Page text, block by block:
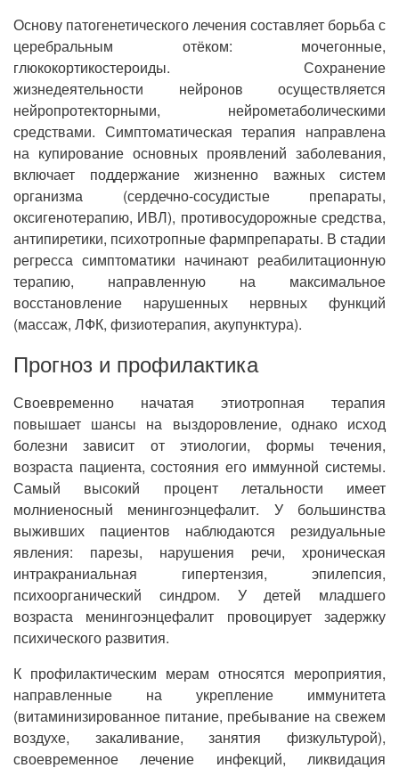
Основу патогенетического лечения составляет борьба с
церебральным отёком: мочегонные,
глюкокортикостероиды. Сохранение
жизнедеятельности нейронов осуществляется
нейропротекторными, нейрометаболическими
средствами. Симптоматическая терапия направлена
на купирование основных проявлений заболевания,
включает поддержание жизненно важных систем
организма (сердечно-сосудистые препараты,
оксигенотерапию, ИВЛ), противосудорожные средства,
антипиретики, психотропные фармпрепараты. В стадии
регресса симптоматики начинают реабилитационную
терапию, направленную на максимальное
восстановление нарушенных нервных функций
(массаж, ЛФК, физиотерапия, акупунктура).
Прогноз и профилактика
Своевременно начатая этиотропная терапия
повышает шансы на выздоровление, однако исход
болезни зависит от этиологии, формы течения,
возраста пациента, состояния его иммунной системы.
Самый высокий процент летальности имеет
молниеносный менингоэнцефалит. У большинства
выживших пациентов наблюдаются резидуальные
явления: парезы, нарушения речи, хроническая
интракраниальная гипертензия, эпилепсия,
психоорганический синдром. У детей младшего
возраста менингоэнцефалит провоцирует задержку
психического развития.
К профилактическим мерам относятся мероприятия,
направленные на укрепление иммунитета
(витаминизированное питание, пребывание на свежем
воздухе, закаливание, занятия физкультурой),
своевременное лечение инфекций, ликвидация